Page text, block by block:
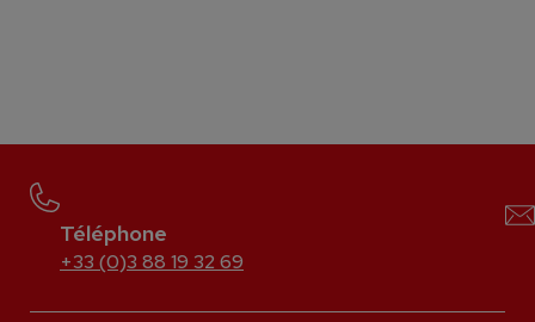
Téléphone
+33 (0)3 88 19 32 69